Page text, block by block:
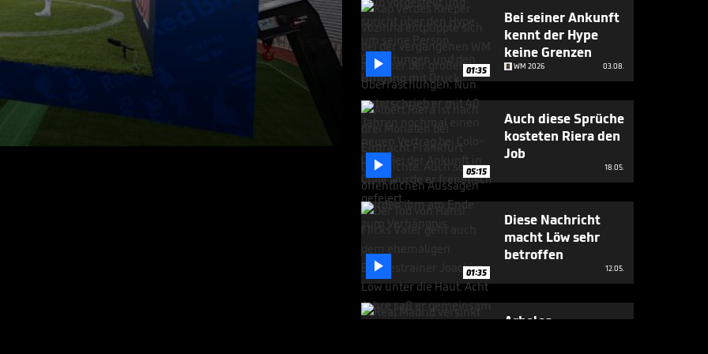
05.06.26
 01:35
Bei seiner Ankunft
kennt der Hype
keine Grenzen
WM 2026 03.08.
 05:15
Auch diese Sprüche
kosteten Riera den
Job
18.05.
 01:35
Diese Nachricht
macht Löw sehr
betroffen
12.05.
Arbeloa: